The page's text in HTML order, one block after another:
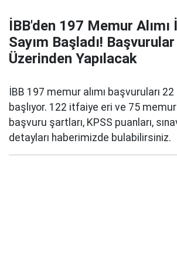
İBB'den 197 Memur Alımı
Sayım Başladı!
Üzerinden Yapılacak
İBB 197 memur alımı başvuruları
başlıyor. 122 itfaiye eri ve 75
başvuru şartları, KPSS puanları,
detayları haberimizde bulabilirsiniz.